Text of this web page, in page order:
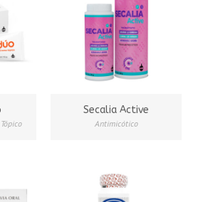
Secalia Active
Antimicótico